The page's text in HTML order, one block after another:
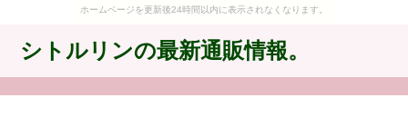
ホームページを更新後24時間以内に表示されなくなります。
シトルリンの最新通販情報。